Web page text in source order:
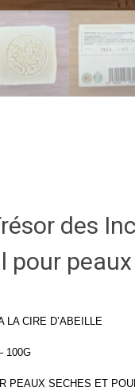
des
pour
LA CIRE D’ABEILLE
100G
PEAUX SECHES ET